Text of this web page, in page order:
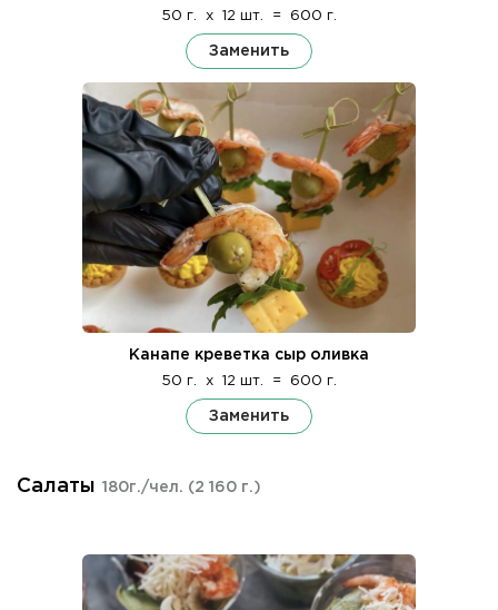
50 г. x 12 шт. = 600 г.
Заменить
Канапе креветка сыр оливка
50 г. x 12 шт. = 600 г.
Заменить
Салаты 180г./чел. (2 160 г.)